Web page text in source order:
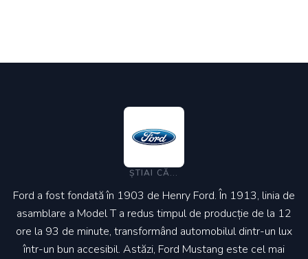
ȘTIAI CĂ...
Ford a fost fondată în 1903 de Henry Ford. În 1913, linia de
asamblare a Model T a redus timpul de producție de la 12
ore la 93 de minute, transformând automobilul dintr-un lux
într-un bun accesibil. Astăzi, Ford Mustang este cel mai